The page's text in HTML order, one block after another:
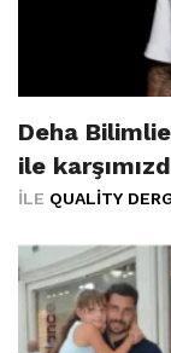
Deha
ile
İLE QUALITY